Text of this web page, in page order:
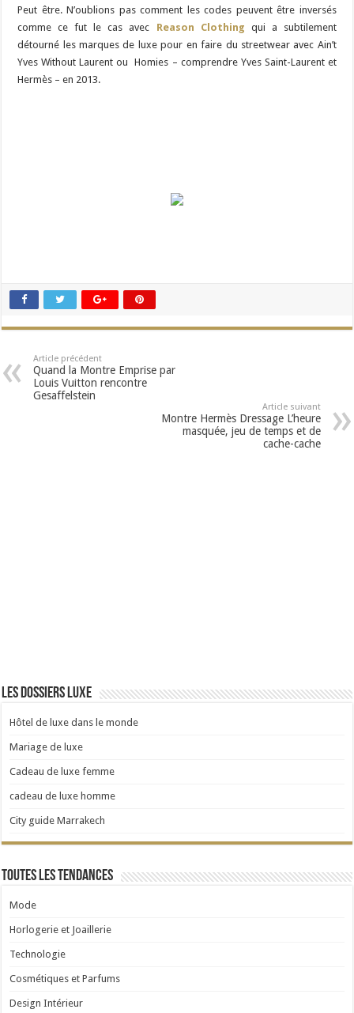
Peut être. N’oublions pas comment les codes peuvent être inversés
comme ce fut le cas avec Reason Clothing qui a subtilement
détourné les marques de luxe pour en faire du streetwear avec Ain’t
Yves Without Laurent ou Homies – comprendre Yves Saint-Laurent et
Hermès – en 2013.
Article précédent
Quand la Montre Emprise par
Louis Vuitton rencontre
Gesaffelstein
Article suivant
Montre Hermès Dressage L’heure
masquée, jeu de temps et de
cache-cache
Les dossiers luxe
Hôtel de luxe dans le monde
Mariage de luxe
Cadeau de luxe femme
cadeau de luxe homme
City guide Marrakech
Toutes les tendances
Mode
Horlogerie et Joaillerie
Technologie
Cosmétiques et Parfums
Design Intérieur